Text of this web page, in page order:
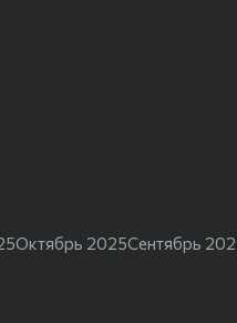
Октябрь 2025Сентябрь